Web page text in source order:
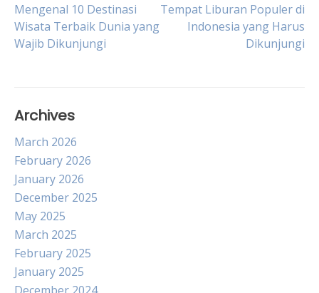
Post
navigation
Mengenal 10 Destinasi
Wisata Terbaik Dunia yang
Wajib Dikunjungi
Tempat Liburan Populer di
Indonesia yang Harus
Dikunjungi
Archives
March 2026
February 2026
January 2026
December 2025
May 2025
March 2025
February 2025
January 2025